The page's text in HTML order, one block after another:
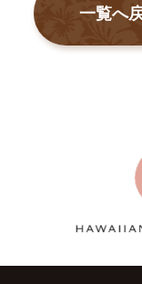
一覧へ